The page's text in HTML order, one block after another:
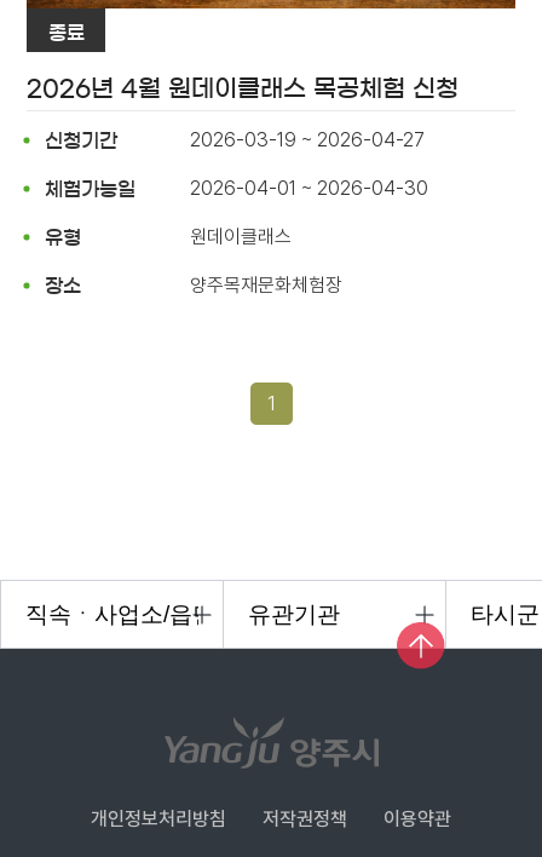
종료
2026년 4월 원데이클래스 목공체험 신청
신청기간 2026-03-19 ~ 2026-04-27
체험가능일 2026-04-01 ~ 2026-04-30
유형 원데이클래스
장소 양주목재문화체험장
1
개인정보처리방침 저작권정책 이용약관